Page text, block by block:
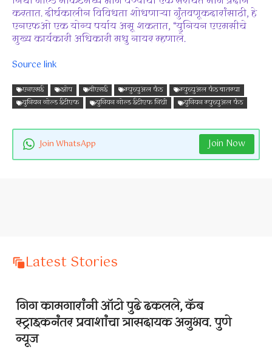
करतात. दीर्घकालीन विविधता शोधणार्‍या गुंतवणूकदारांसाठी, हे
एनएफओ एक योग्य पर्याय असू शकतात, “युनियन एएमसीचे
मुख्य कार्यकारी अधिकारी मधु नायर म्हणाले.
Source link
एनएसई झोप बीएसई म्युच्युअल फंड
म्युच्युअल फंड बातम्या
युनियन गोल्ड ईटीएफ
युनियन गोल्ड ईटीएफ निधी युनियन म्युच्युअल फंड
Join WhatsApp Join Now
Latest Stories
गिग कामगारांनी ऑटो पुढे ढकलले, कॅब
स्ट्राइकनंतर प्रवाशांचा त्रासदायक अनुभव. पुणे
न्यूज